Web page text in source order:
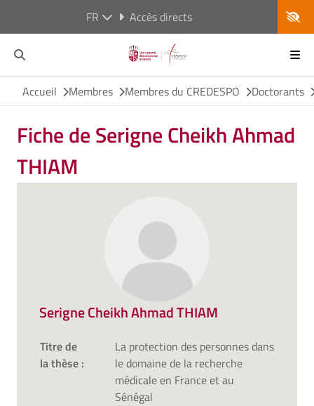
FR Accès directs
Accueil Membres Membres du CREDESPO Doctorants
Fiche de Serigne Cheikh Ahmad
THIAM
Serigne Cheikh Ahmad THIAM
Titre de
la thèse :
La protection des personnes dans
le domaine de la recherche
médicale en France et au
Sénégal